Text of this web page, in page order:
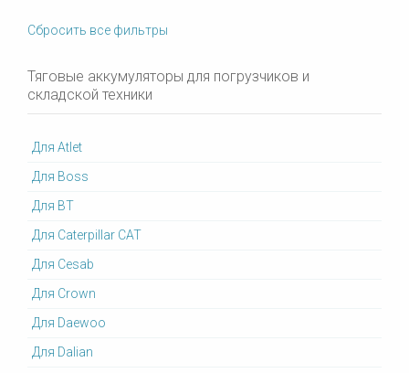
Сбросить все фильтры
Тяговые аккумуляторы для погрузчиков и
складской техники
Для Atlet
Для Boss
Для BT
Для Caterpillar CAT
Для Cesab
Для Crown
Для Daewoo
Для Dalian